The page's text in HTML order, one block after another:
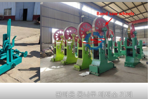
판매용 통나무 제재소 기계